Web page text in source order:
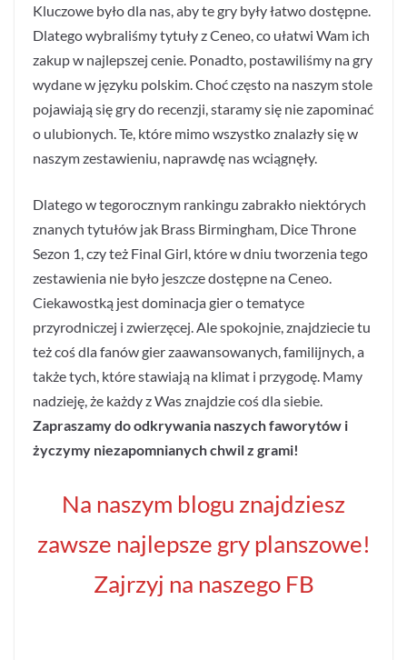
Kluczowe było dla nas, aby te gry były łatwo dostępne.
Dlatego wybraliśmy tytuły z Ceneo, co ułatwi Wam ich
zakup w najlepszej cenie. Ponadto, postawiliśmy na gry
wydane w języku polskim. Choć często na naszym stole
pojawiają się gry do recenzji, staramy się nie zapominać
o ulubionych. Te, które mimo wszystko znalazły się w
naszym zestawieniu, naprawdę nas wciągnęły.
Dlatego w tegorocznym rankingu zabrakło niektórych
znanych tytułów jak Brass Birmingham, Dice Throne
Sezon 1, czy też Final Girl, które w dniu tworzenia tego
zestawienia nie było jeszcze dostępne na Ceneo.
Ciekawostką jest dominacja gier o tematyce
przyrodniczej i zwierzęcej. Ale spokojnie, znajdziecie tu
też coś dla fanów gier zaawansowanych, familijnych, a
także tych, które stawiają na klimat i przygodę. Mamy
nadzieję, że każdy z Was znajdzie coś dla siebie.
Zapraszamy do odkrywania naszych faworytów i
życzymy niezapomnianych chwil z grami!
Na naszym blogu znajdziesz
zawsze najlepsze gry planszowe!
Zajrzyj na naszego FB